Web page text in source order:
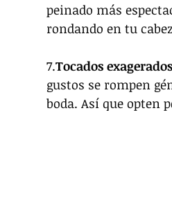
peinado más
rondando en tu
7.Tocados
gustos se rompen
boda. Así que opten